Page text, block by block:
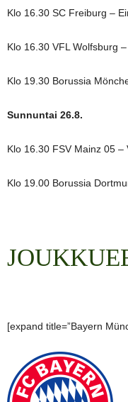
Klo 16.30 SC Freiburg –
Klo 16.30 VFL Wolfsburg
Klo 19.30 Borussia
Sunnuntai 26.8.
Klo 16.30 FSV Mainz 05 –
Klo 19.00 Borussia
[expand title=”Bayern